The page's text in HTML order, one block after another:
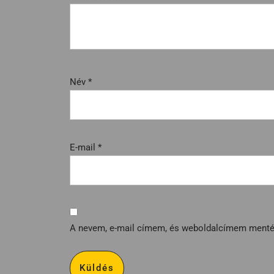
Név *
E-mail *
A nevem, e-mail címem, és weboldalcímem